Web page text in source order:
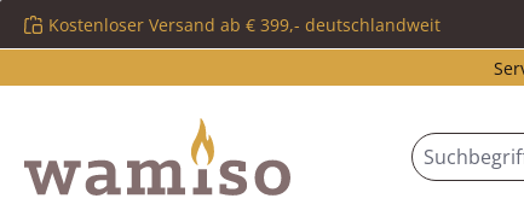
Hauptinhalt springen
Zur Suche springen
Zur Hauptnavigation springen
Kostenloser Versand ab € 399,- deutschlandweit